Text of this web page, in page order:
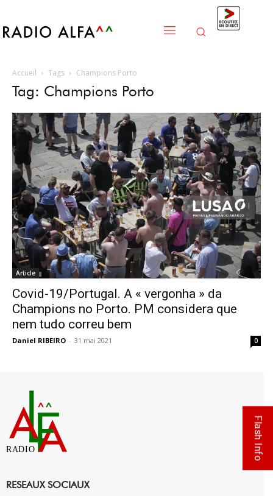
Accueil Tags Champions Porto
Tag: Champions Porto
Article
Covid-19/Portugal. A « vergonha » da
Champions no Porto. PM considera que
nem tudo correu bem
Daniel RIBEIRO - 31 mai 2021 0
RADIO
RESEAUX SOCIAUX
Flash Info